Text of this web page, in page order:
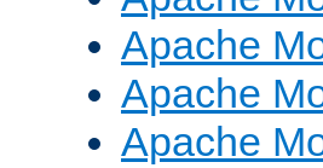
Apache
Apache
Apache